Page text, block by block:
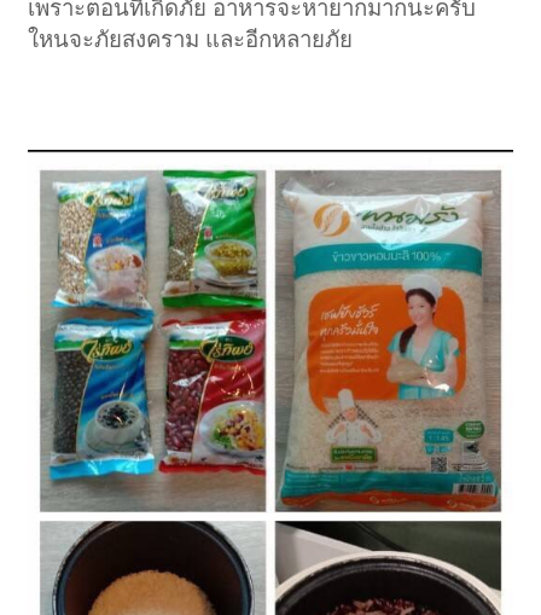
เพราะตอนที่เกิดภัย อาหารจะหายากมากนะครับ
ใหนจะภัยสงคราม และอีกหลายภัย